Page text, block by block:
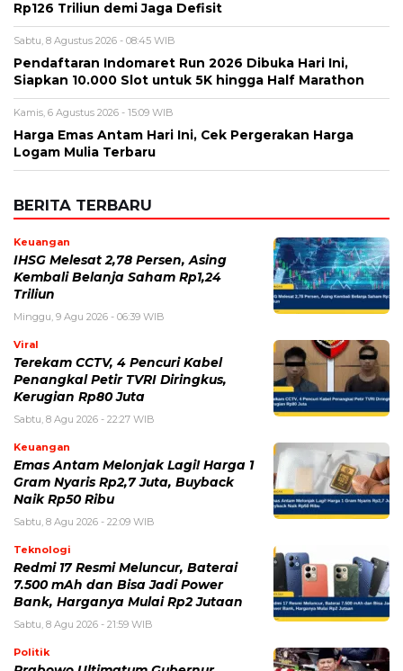
Rp126 Triliun demi Jaga Defisit
Sabtu, 8 Agustus 2026 - 08:45 WIB
Pendaftaran Indomaret Run 2026 Dibuka Hari Ini,
Siapkan 10.000 Slot untuk 5K hingga Half Marathon
Kamis, 6 Agustus 2026 - 15:09 WIB
Harga Emas Antam Hari Ini, Cek Pergerakan Harga
Logam Mulia Terbaru
BERITA TERBARU
Keuangan
IHSG Melesat 2,78 Persen, Asing
Kembali Belanja Saham Rp1,24
Triliun
Minggu, 9 Agu 2026 - 06:39 WIB
Viral
Terekam CCTV, 4 Pencuri Kabel
Penangkal Petir TVRI Diringkus,
Kerugian Rp80 Juta
Sabtu, 8 Agu 2026 - 22:27 WIB
Keuangan
Emas Antam Melonjak Lagi! Harga 1
Gram Nyaris Rp2,7 Juta, Buyback
Naik Rp50 Ribu
Sabtu, 8 Agu 2026 - 22:09 WIB
Teknologi
Redmi 17 Resmi Meluncur, Baterai
7.500 mAh dan Bisa Jadi Power
Bank, Harganya Mulai Rp2 Jutaan
Sabtu, 8 Agu 2026 - 21:59 WIB
Politik